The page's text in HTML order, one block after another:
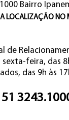
Bairro
A LOCALIZAÇÃO NO
de
sexta-feira, das
das 9h às
51